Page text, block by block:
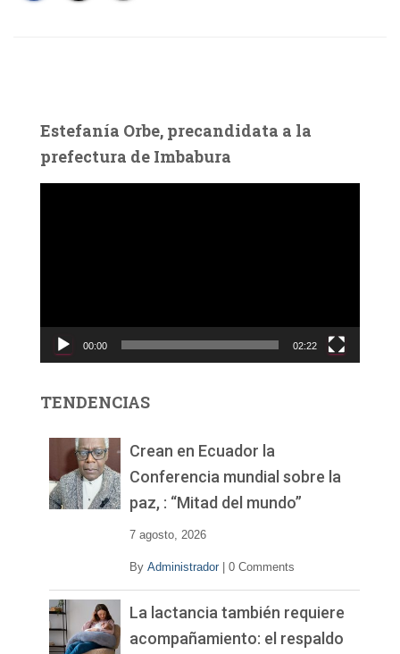
Estefanía Orbe, precandidata a la
prefectura de Imbabura
c
d
00:00 02:22
TENDENCIAS
Crean en Ecuador la
Conferencia mundial sobre la
paz, : “Mitad del mundo”
7 agosto, 2026
By Administrador 0 Comments
La lactancia también requiere
acompañamiento: el respaldo